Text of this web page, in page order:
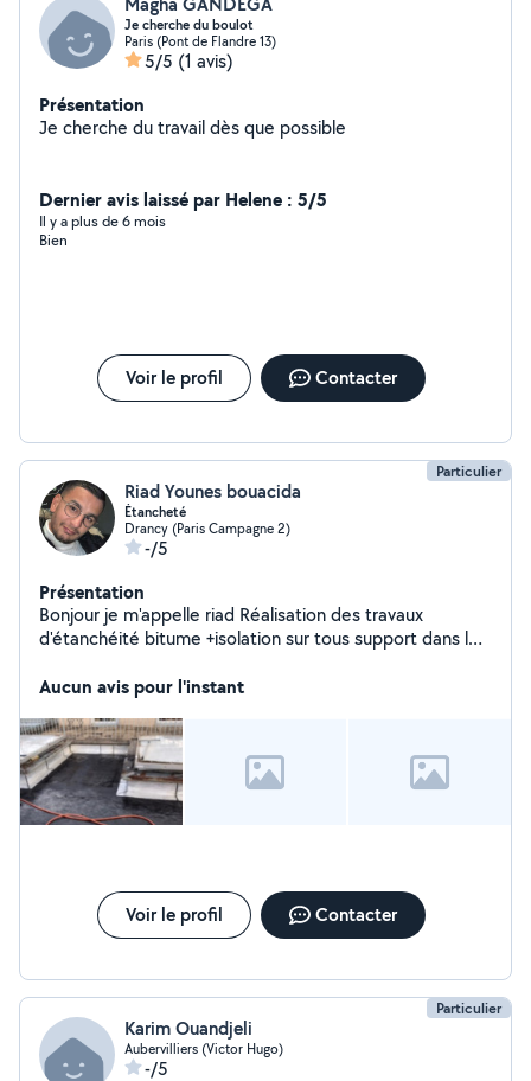
Je cherche du boulot
Paris (Pont de Flandre 13)
5/5 (1 avis)
Présentation
Je cherche du travail dès que possible
Dernier avis laissé par Helene : 5/5
Il y a plus de 6 mois
Bien
Voir le profil Contacter
Particulier
Riad Younes bouacida
Étancheté
Drancy (Paris Campagne 2)
-/5
Présentation
Bonjour je m'appelle riad Réalisation des travaux
d'étanchéité bitume +isolation sur tous support dans le
pose de dalle et couverture.
Aucun avis pour l'instant
Voir le profil Contacter
Particulier
Karim Ouandjeli
Aubervilliers (Victor Hugo)
-/5